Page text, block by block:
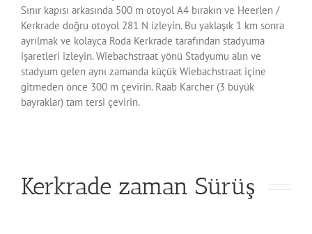
Sınır kapısı arkasında 500 m otoyol A4 bırakın ve Heerlen /
Kerkrade doğru otoyol 281 N izleyin. Bu yaklaşık 1 km sonra
ayrılmak ve kolayca Roda Kerkrade tarafından stadyuma
işaretleri izleyin. Wiebachstraat yönü Stadyumu alın ve
stadyum gelen aynı zamanda küçük Wiebachstraat içine
gitmeden önce 300 m çevirin. Raab Karcher (3 büyük
bayraklar) tam tersi çevirin.
Kerkrade zaman Sürüş